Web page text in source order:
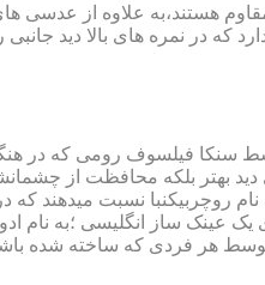
هستند،به علاوه از عدسی
در نمره های بالا دید جانبی
سنکا فیلسوف رومی که در
بهتر بلکه محافظت از
کتاب خطوط و کلمات را درشت تر و واضح تر می دید.اما چیزی که مشخص است این
هر فردی که ساخته شده